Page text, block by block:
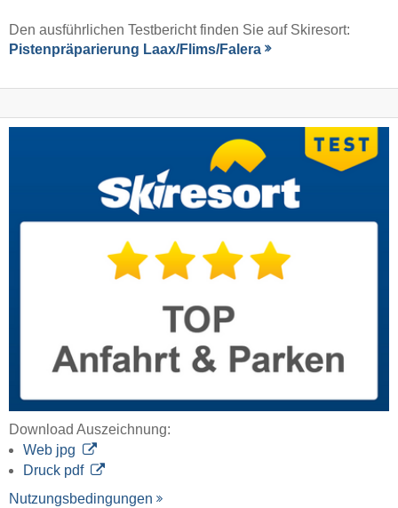
Den ausführlichen Testbericht finden Sie auf Skiresort:
Pistenpräparierung Laax/​Flims/​Falera
Download Auszeichnung:
Web jpg
Druck pdf
Nutzungsbedingungen